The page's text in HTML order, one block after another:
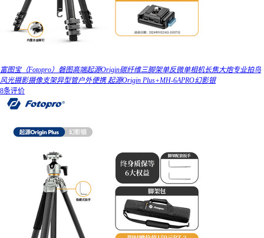
富图宝（Fotopro）磐图高端起源Origin碳纤维三脚架单反微单相机长焦大炮专业拍鸟
风光摄影摄像支架异型管户外便携 起源Origin Plus+MH-6APRO幻影银
8条评价